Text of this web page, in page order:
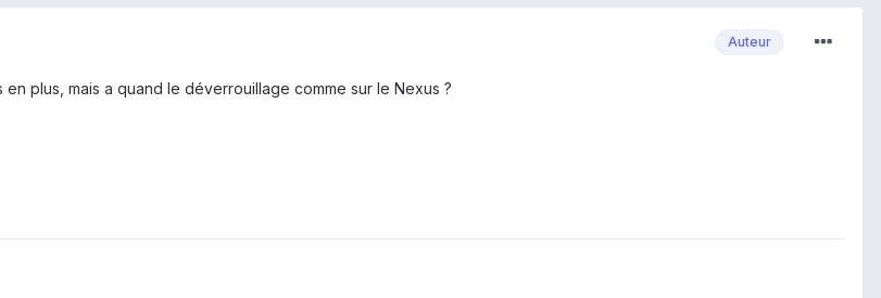
Auteur
plus, mais a quand le déverrouillage comme sur le Nexus ?